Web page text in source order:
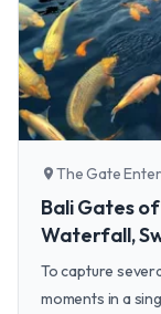
location_on The Gate
Bali Gates
Waterfall,
To capture
moments in a